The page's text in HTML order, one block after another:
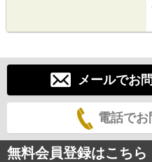
メールでお
電話で
無料会員登録はこちら